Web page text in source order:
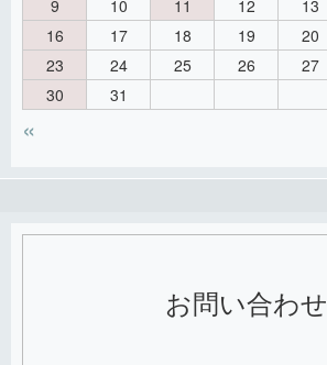
9
10 11 12 13
16
17 18 19 20
23
24 25 26 27
30
31
«
お問い合わせ